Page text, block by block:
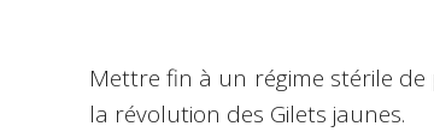
Mettre fin à un régime stérile
la révolution des Gilets jaunes.